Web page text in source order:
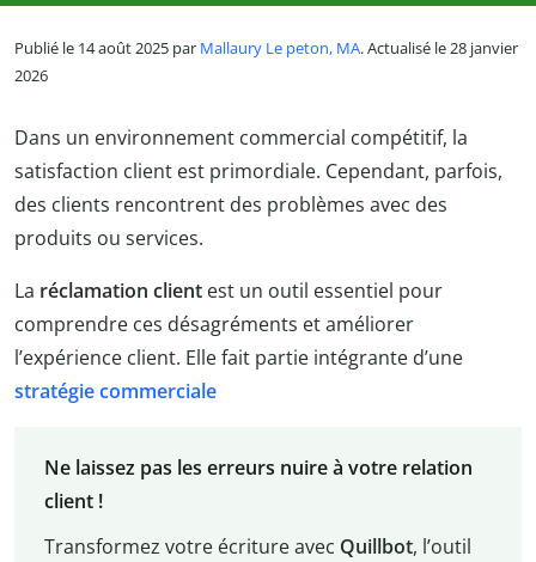
Publié le 14 août 2025 par Mallaury Le peton, MA. Actualisé le 28 janvier
2026
Dans un environnement commercial compétitif, la
satisfaction client est primordiale. Cependant, parfois,
des clients rencontrent des problèmes avec des
produits ou services.
La réclamation client est un outil essentiel pour
comprendre ces désagréments et améliorer
l’expérience client. Elle fait partie intégrante d’une
stratégie commerciale
Ne laissez pas les erreurs nuire à votre relation
client !
Transformez votre écriture avec Quillbot, l’outil